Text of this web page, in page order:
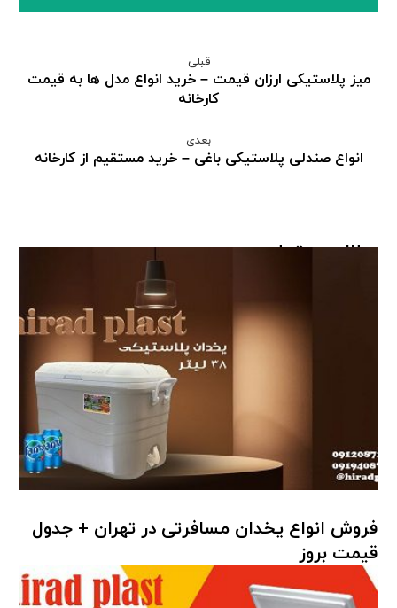
قبلی
میز پلاستیکی ارزان قیمت – خرید انواع مدل ها به قیمت
کارخانه
بعدی
انواع صندلی پلاستیکی باغی – خرید مستقیم از کارخانه
مطالب مرتبط ...
فروش انواع یخدان مسافرتی در تهران + جدول
قیمت بروز
یخدان پلاستیکی